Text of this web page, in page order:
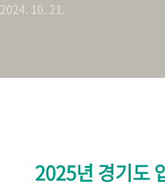
2024. 10. 21.
2025년 경기도